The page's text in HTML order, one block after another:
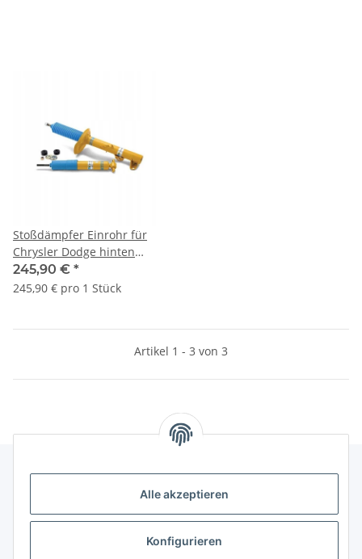
Alle akzeptieren
Konfigurieren
Stoßdämpfer Einrohr für
Chrysler Dodge hinten
68230100AA 4895767AE
245,90 € *
245,90 € pro 1 Stück
Artikel 1 - 3 von 3